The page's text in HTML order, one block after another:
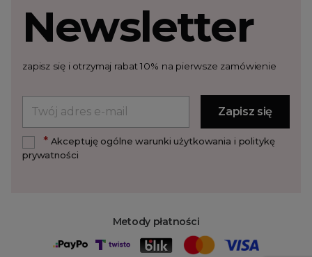
Metody płatności
Newsletter
zapisz się i otrzymaj rabat 10% na pierwsze zamówienie
*Akceptuję ogólne warunki użytkowania i politykę
prywatności